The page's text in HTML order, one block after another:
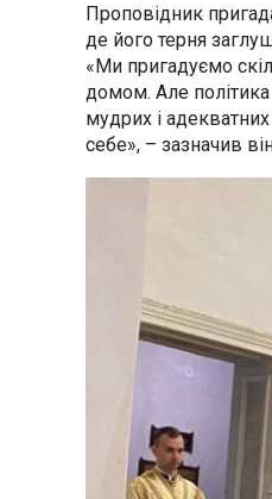
Проповідник
де його терня
«Ми пригадуємо
домом. Але
мудрих і
себе», – зазначив